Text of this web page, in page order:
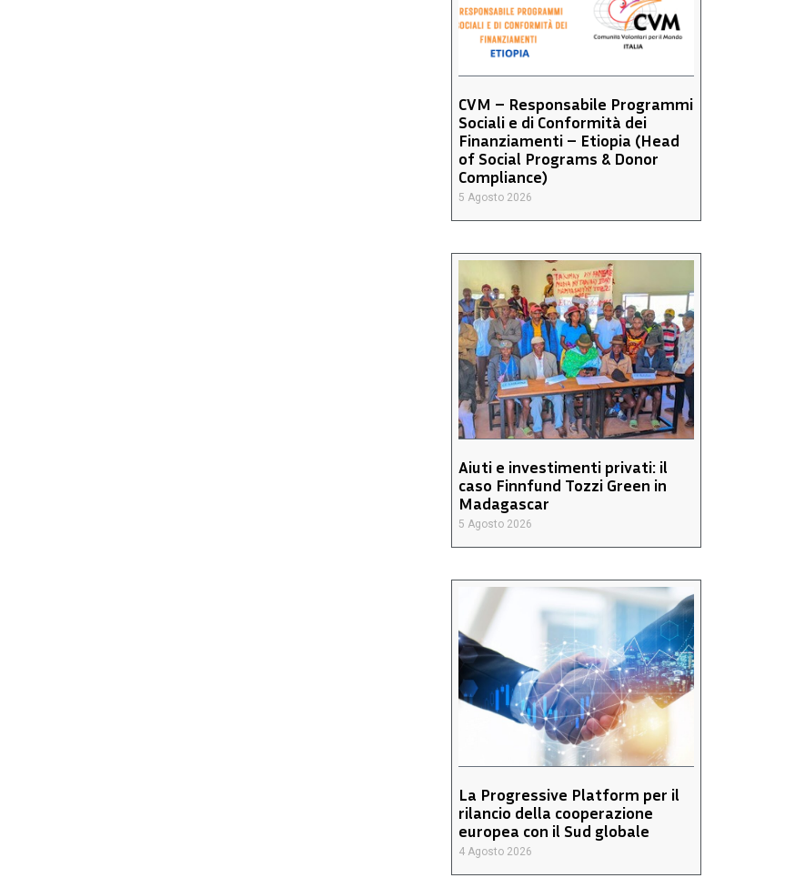
CVM – Responsabile Programmi
Sociali e di Conformità dei
Finanziamenti – Etiopia (Head
of Social Programs & Donor
Compliance)
5 Agosto 2026
Aiuti e investimenti privati: il
caso Finnfund Tozzi Green in
Madagascar
5 Agosto 2026
La Progressive Platform per il
rilancio della cooperazione
europea con il Sud globale
4 Agosto 2026